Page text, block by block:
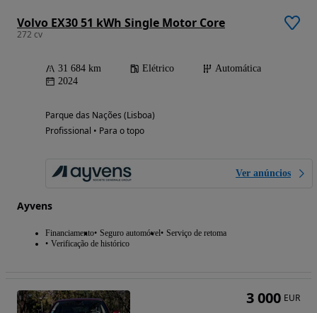
Volvo EX30 51 kWh Single Motor Core
272 cv
31 684 km Elétrico
Automática
2024
Parque das Nações (Lisboa)
Profissional • Para o topo
Ver anúncios
Ayvens
Financiamento Seguro automóvel Serviço de retoma
Verificação de histórico
3 000 EUR